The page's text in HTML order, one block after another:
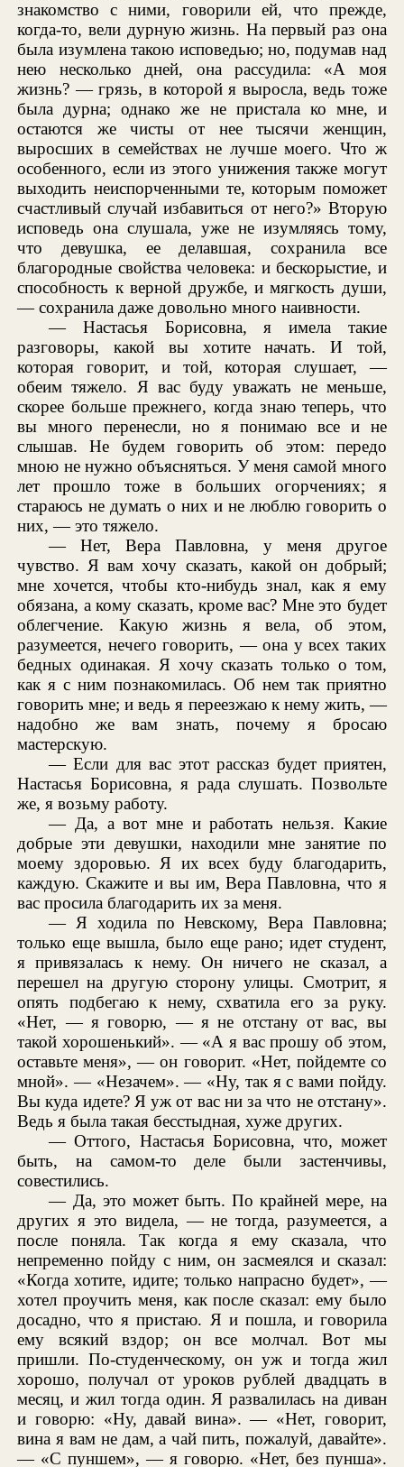
знакомство с ними, говорили ей, что прежде,
когда-то, вели дурную жизнь. На первый раз она
была изумлена такою исповедью; но, подумав над
нею несколько дней, она рассудила: «А моя
жизнь? — грязь, в которой я выросла, ведь тоже
была дурна; однако же не пристала ко мне, и
остаются же чисты от нее тысячи женщин,
выросших в семействах не лучше моего. Что ж
особенного, если из этого унижения также могут
выходить неиспорченными те, которым поможет
счастливый случай избавиться от него?» Вторую
исповедь она слушала, уже не изумляясь тому,
что девушка, ее делавшая, сохранила все
благородные свойства человека: и бескорыстие, и
способность к верной дружбе, и мягкость души,
— сохранила даже довольно много наивности.
— Настасья Борисовна, я имела такие
разговоры, какой вы хотите начать. И той,
которая говорит, и той, которая слушает, —
обеим тяжело. Я вас буду уважать не меньше,
скорее больше прежнего, когда знаю теперь, что
вы много перенесли, но я понимаю все и не
слышав. Не будем говорить об этом: передо
мною не нужно объясняться. У меня самой много
лет прошло тоже в больших огорчениях; я
стараюсь не думать о них и не люблю говорить о
них, — это тяжело.
— Нет, Вера Павловна, у меня другое
чувство. Я вам хочу сказать, какой он добрый;
мне хочется, чтобы кто-нибудь знал, как я ему
обязана, а кому сказать, кроме вас? Мне это будет
облегчение. Какую жизнь я вела, об этом,
разумеется, нечего говорить, — она у всех таких
бедных одинакая. Я хочу сказать только о том,
как я с ним познакомилась. Об нем так приятно
говорить мне; и ведь я переезжаю к нему жить, —
надобно же вам знать, почему я бросаю
мастерскую.
— Если для вас этот рассказ будет приятен,
Настасья Борисовна, я рада слушать. Позвольте
же, я возьму работу.
— Да, а вот мне и работать нельзя. Какие
добрые эти девушки, находили мне занятие по
моему здоровью. Я их всех буду благодарить,
каждую. Скажите и вы им, Вера Павловна, что я
вас просила благодарить их за меня.
— Я ходила по Невскому, Вера Павловна;
только еще вышла, было еще рано; идет студент,
я привязалась к нему. Он ничего не сказал, а
перешел на другую сторону улицы. Смотрит, я
опять подбегаю к нему, схватила его за руку.
«Нет, — я говорю, — я не отстану от вас, вы
такой хорошенький». — «А я вас прошу об этом,
оставьте меня», — он говорит. «Нет, пойдемте со
мной». — «Незачем». — «Ну, так я с вами пойду.
Вы куда идете? Я уж от вас ни за что не отстану».
Ведь я была такая бесстыдная, хуже других.
— Оттого, Настасья Борисовна, что, может
быть, на самом-то деле были застенчивы,
совестились.
— Да, это может быть. По крайней мере, на
других я это видела, — не тогда, разумеется, а
после поняла. Так когда я ему сказала, что
непременно пойду с ним, он засмеялся и сказал:
«Когда хотите, идите; только напрасно будет», —
хотел проучить меня, как после сказал: ему было
досадно, что я пристаю. Я и пошла, и говорила
ему всякий вздор; он все молчал. Вот мы
пришли. По-студенческому, он уж и тогда жил
хорошо, получал от уроков рублей двадцать в
месяц, и жил тогда один. Я развалилась на диван
и говорю: «Ну, давай вина». — «Нет, говорит,
вина я вам не дам, а чай пить, пожалуй, давайте».
— «С пуншем», — я говорю. «Нет, без пунша».